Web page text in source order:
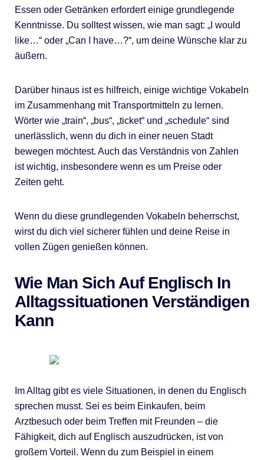
Essen oder Getränken erfordert einige grundlegende
Kenntnisse. Du solltest wissen, wie man sagt: „I would
like…“ oder „Can I have…?“, um deine Wünsche klar zu
äußern.
Darüber hinaus ist es hilfreich, einige wichtige Vokabeln
im Zusammenhang mit Transportmitteln zu lernen.
Wörter wie „train“, „bus“, „ticket“ und „schedule“ sind
unerlässlich, wenn du dich in einer neuen Stadt
bewegen möchtest. Auch das Verständnis von Zahlen
ist wichtig, insbesondere wenn es um Preise oder
Zeiten geht.
Wenn du diese grundlegenden Vokabeln beherrschst,
wirst du dich viel sicherer fühlen und deine Reise in
vollen Zügen genießen können.
Wie Man Sich Auf Englisch In
Alltagssituationen Verständigen
Kann
Im Alltag gibt es viele Situationen, in denen du Englisch
sprechen musst. Sei es beim Einkaufen, beim
Arztbesuch oder beim Treffen mit Freunden – die
Fähigkeit, dich auf Englisch auszudrücken, ist von
großem Vorteil. Wenn du zum Beispiel in einem